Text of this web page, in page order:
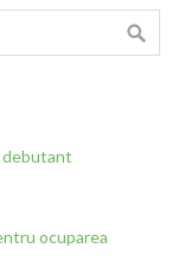
debutant
ocuparea